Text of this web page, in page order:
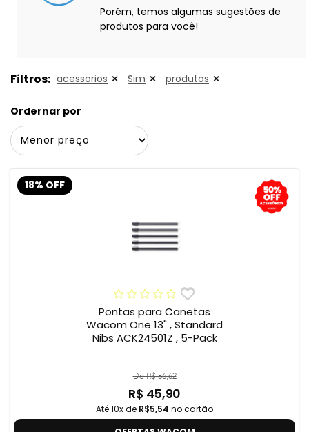
Porém, temos algumas sugestões de
produtos para você!
Filtros: acessorios Sim produtos
Ordernar por
18% OFF
Pontas para Canetas
Wacom One 13" , Standard
Nibs ACK24501Z , 5-Pack
De R$ 56,62
R$ 45,90
Até 10x de R$5,54 no cartão